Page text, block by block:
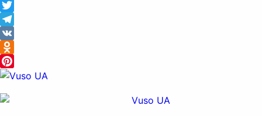
Facebook
Twitter
Telegram
VK
Odnoklassniki
Pinterest